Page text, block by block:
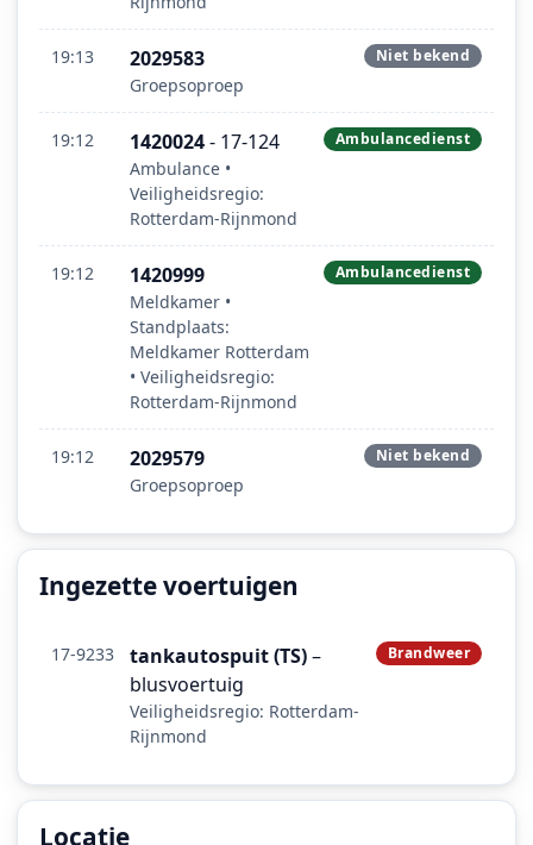
19:13 2029583
Groepsoproep
Niet bekend
19:12 1420024- 17-124
Ambulance •
Veiligheidsregio:
Rotterdam-Rijnmond
Ambulancedienst
19:12 1420999
Meldkamer •
Standplaats:
Meldkamer Rotterdam
• Veiligheidsregio:
Rotterdam-Rijnmond
Ambulancedienst
19:12 2029579
Groepsoproep
Niet bekend
Ingezette voertuigen
17-9233 tankautospuit (TS)–
blusvoertuig
Veiligheidsregio: Rotterdam-
Rijnmond
Brandweer
Locatie
Locatie van het incident: Schenkelweg, Spijkenisse.